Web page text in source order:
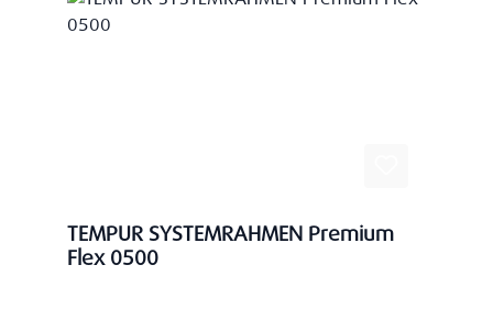
TEMPUR SYSTEMRAHMEN Premium
Flex 0500